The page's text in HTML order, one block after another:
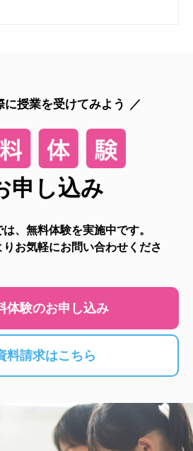
に授業を受けてみよう
申し込み
、無料体験を実施中です。
お気軽にお問い合わせくださ
体験のお申し込み
料請求はこちら